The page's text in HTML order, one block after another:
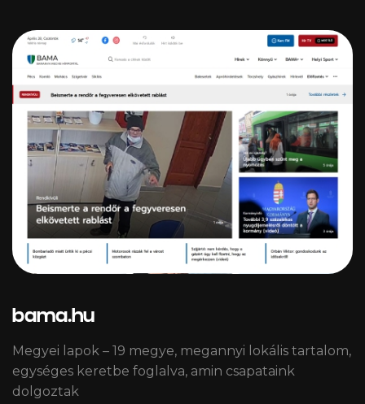
bama.hu
Megyei lapok – 19 megye, megannyi lokális tartalom,
egységes keretbe foglalva, amin csapataink
dolgoztak